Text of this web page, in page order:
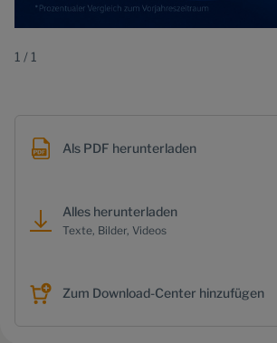
1 / 1
Als PDF herunterladen
Alles herunterladen
Texte, Bilder, Videos
Zum Download-Center hinzufügen